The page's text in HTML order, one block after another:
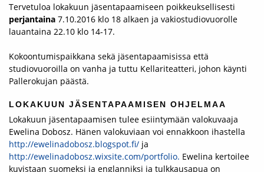
Tervetuloa lokakuun jäsentapaamiseen poikkeuksellisesti
perjantaina 7.10.2016 klo 18 alkaen ja vakiostudiovuorolle
lauantaina 22.10 klo 14-­17.
Kokoontumispaikkana sekä jäsentapaamisissa että
studiovuoroilla on vanha ja tuttu Kellariteatteri, johon käynti
Pallerokujan päästä.
LOKAKUUN JÄSENTAPAAMISEN OHJELMAA
Lokakuun jäsentapaamisen tulee esiintymään valokuvaaja
Ewelina Dobosz. Hänen valokuviaan voi ennakkoon ihastella
http://ewelinadobosz.blogspot.fi/ ja
http://ewelinadobosz.wixsite.com/portfolio. Ewelina kertoilee
kuvistaan suomeksi ja englanniksi ja tulkkausapua on